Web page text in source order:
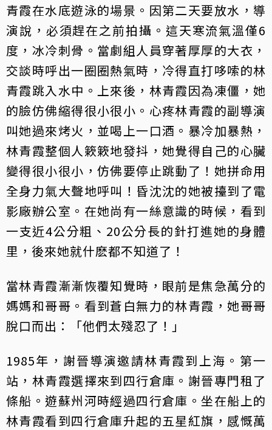
青霞在水底遊泳的場景。因第二天要放水，導
演說，必須趕在之前拍攝。這天寒流氣溫僅6
度，冰冷刺骨。當劇組人員穿著厚厚的大衣，
交談時呼出一圈圈熱氣時，冷得直打哆嗦的林
青霞跳入水中。上來後，林青霞因為凍僵，她
的臉仿佛縮得很小很小。心疼林青霞的副導演
叫她過來烤火，並喝上一口酒。暴冷加暴熱，
林青霞整個人簌簌地發抖，她覺得自己的心臟
變得很小很小，仿佛要停止跳動了！她拼命用
全身力氣大聲地呼叫！昏沈沈的她被擡到了電
影廠辦公室。在她尚有一絲意識的時候，看到
一支近4公分粗、20公分長的針打進她的身體
里，後來她就什麽都不知道了！
當林青霞漸漸恢覆知覺時，眼前是焦急萬分的
媽媽和哥哥。看到蒼白無力的林青霞，她哥哥
脫口而出：「他們太殘忍了！」
1985年，謝晉導演邀請林青霞到上海。第一
站，林青霞選擇來到四行倉庫。謝晉專門租了
條船。遊蘇州河時經過四行倉庫。坐在船上的
林青霞看到四行倉庫升起的五星紅旗，感慨萬